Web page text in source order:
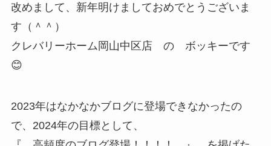
改めまして、新年明けましておめでとうございま
す（＾＾）
クレバリーホーム岡山中区店 の ボッキーです
😊
2023年はなかなかブログに登場できなかったの
で、2024年の目標として、